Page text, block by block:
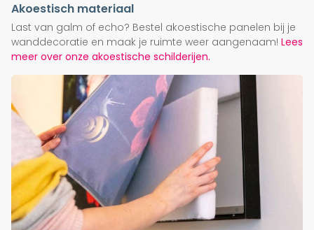
Akoestisch materiaal
Last van galm of echo? Bestel akoestische panelen bij je
wanddecoratie en maak je ruimte weer aangenaam! Lees
meer over onze akoestische schilderijen.